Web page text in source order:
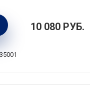
меденного
Kitchen
10 080 РУБ.